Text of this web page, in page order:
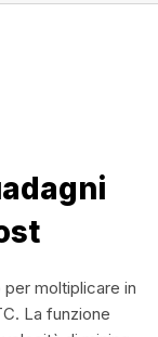
per moltiplicare in
La funzione